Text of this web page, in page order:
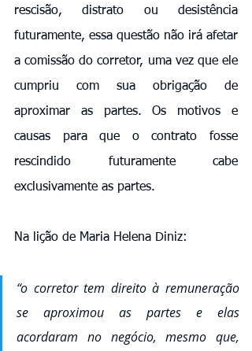
rescisão, distrato ou desistência
futuramente, essa questão não irá afetar
a comissão do corretor, uma vez que ele
cumpriu com sua obrigação de
aproximar as partes. Os motivos e
causas para que o contrato fosse
rescindido futuramente cabe
exclusivamente as partes.
Na lição de Maria Helena Diniz:
“o corretor tem direito à remuneração
se aproximou as partes e elas
acordaram no negócio, mesmo que,